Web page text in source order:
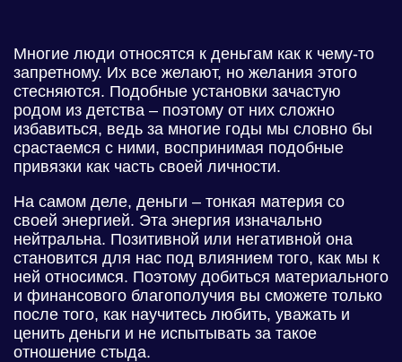
Многие люди относятся к деньгам как к чему-то
запретному. Их все желают, но желания этого
стесняются. Подобные установки зачастую
родом из детства – поэтому от них сложно
избавиться, ведь за многие годы мы словно бы
срастаемся с ними, воспринимая подобные
привязки как часть своей личности.
На самом деле, деньги – тонкая материя со
своей энергией. Эта энергия изначально
нейтральна. Позитивной или негативной она
становится для нас под влиянием того, как мы к
ней относимся. Поэтому добиться материального
и финансового благополучия вы сможете только
после того, как научитесь любить, уважать и
ценить деньги и не испытывать за такое
отношение стыда.